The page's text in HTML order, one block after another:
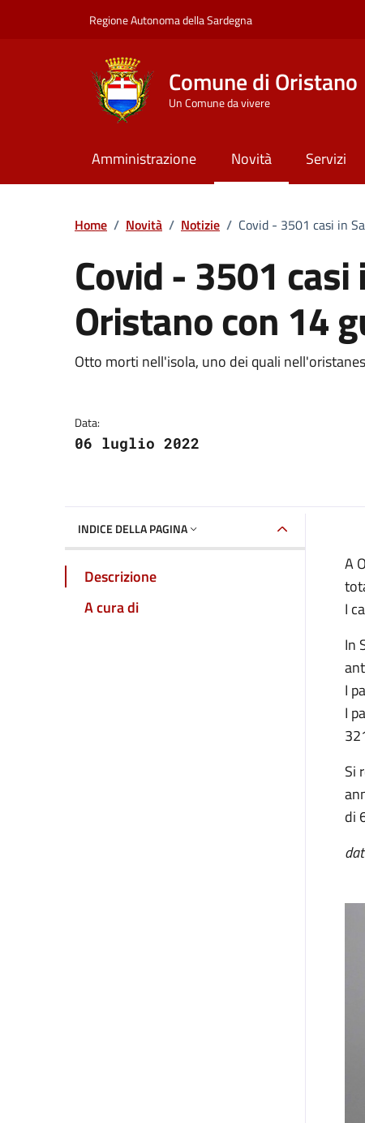
Regione Autonoma della Sardegna
Comune di Oristano
Un Comune da vivere
Amministrazione Novità Servizi
Home / Novità / Notizie / Covid - 3501 casi in
Covid - 3501
Oristano con 14
Dettagli della notizia
Otto morti nell'isola, uno dei quali
Data:
06 luglio 2022
INDICE DELLA PAGINA
Descrizione
A cura di
A
I
In
I
I
Si
di